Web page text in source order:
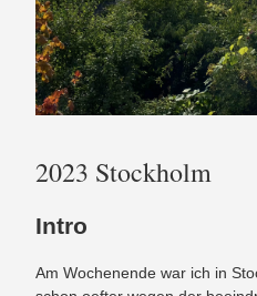
2023 Stockholm
Intro
Am Wochenende war ich in